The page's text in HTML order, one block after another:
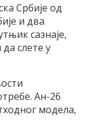
Србије од
и два
сазнаје,
слете у
Ан-26
модела,